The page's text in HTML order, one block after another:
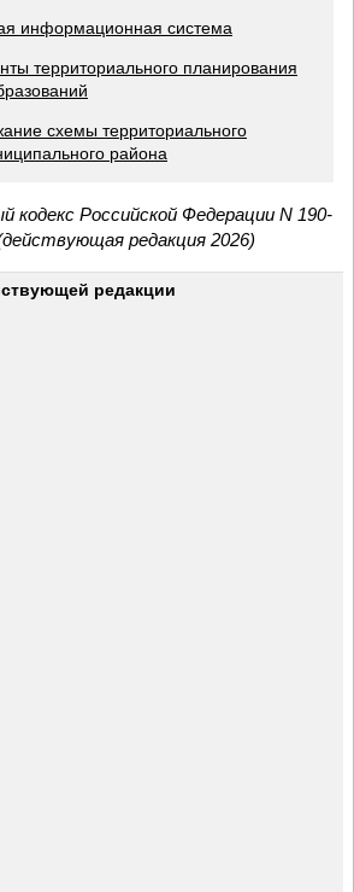
информационная система
территориального планирования
схемы территориального
района
кодекс Российской Федерации N 190-
редакция 2026)
редакции